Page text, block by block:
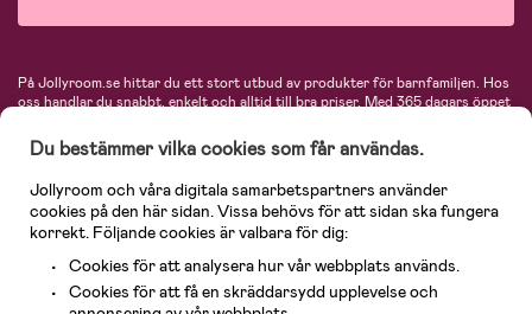
På Jollyroom.se hittar du ett stort utbud av produkter för barnfamiljen. Hos
oss handlar du snabbt, enkelt och alltid till bra priser. Med 365 dagars öppet
hos oss. I vårt sortiment hittar du barnvagnar, bilstolar, kläder för barn och
baby, produkter för mamman, massor av inspirerande inredning, leksaker,
varumärken så som Britax, Maxi-Cosi, Baby Jogger, BabyBjörn, Didriksons,
KidKraft, Ergobaby, Philips Avent, Neonate, Cybex, LEGO och många fler.
Välkommen in och kika runt i Nordens största barn- och babybutik på nätet!
Du bestämmer vilka cookies som får användas.
Jollyroom och våra digitala samarbetspartners använder
cookies på den här sidan. Vissa behövs för att sidan ska fungera
korrekt. Följande cookies är valbara för dig:
Cookies för att analysera hur vår webbplats används.
Cookies för att få en skräddarsydd upplevelse och